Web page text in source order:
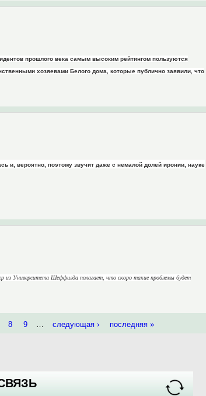
прошлого века самым высоким рейтингом пользуются
хозяевами Белого дома, которые публично заявили, что
и, вероятно, поэтому звучит даже с немалой долей иронии, науке
из Университета Шеффилда полагает, что скоро такие проблемы будет
8 9 следующая › последняя »